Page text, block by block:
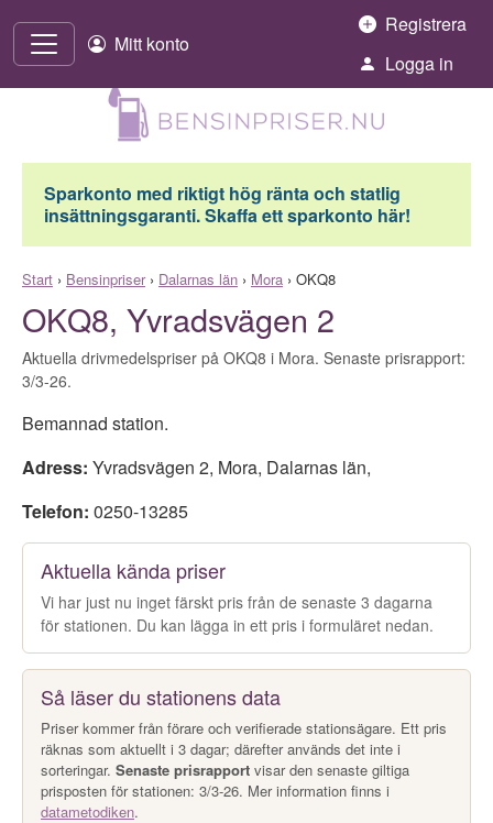
Mitt konto
Registrera
Logga in
Sparkonto med riktigt hög ränta och statlig
insättningsgaranti. Skaffa ett sparkonto här!
Start › Bensinpriser› Dalarnas län › Mora › OKQ8
OKQ8, Yvradsvägen 2
Aktuella drivmedelspriser på OKQ8 i Mora. Senaste prisrapport:
3/3-26.
Bemannad station.
Adress: Yvradsvägen 2, Mora, Dalarnas län,
Telefon: 0250-13285
Aktuella kända priser
Vi har just nu inget färskt pris från de senaste 3 dagarna
för stationen. Du kan lägga in ett pris i formuläret nedan.
Så läser du stationens data
Priser kommer från förare och verifierade stationsägare. Ett pris
räknas som aktuellt i 3 dagar; därefter används det inte i
sorteringar. Senaste prisrapport visar den senaste giltiga
prisposten för stationen: 3/3-26. Mer information finns i
datametodiken.